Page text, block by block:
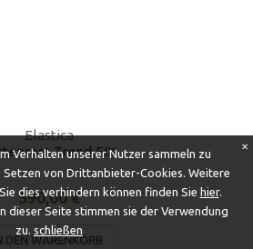
Elastica
Trend FIX
590,00 €
DEN WARENKORB
✕
Verhalten unserer Nutzer sammeln zu
Setzen von Drittanbieter-Cookies. Weitere
dies verhindern können finden Sie hier.
dieser Seite stimmen sie der Verwendung
zu. schließen